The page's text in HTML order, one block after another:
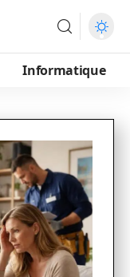
Informatique